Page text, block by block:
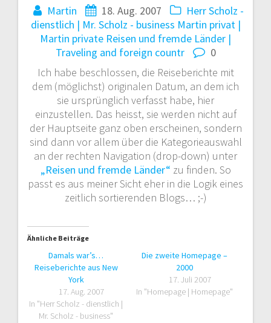
Martin 18. Aug. 2007
Herr Scholz -
dienstlich | Mr. Scholz - business Martin privat |
Martin private Reisen und fremde Länder |
Traveling and foreign countr
0
Ich habe beschlossen, die Reiseberichte mit
dem (möglichst) originalen Datum, an dem ich
sie ursprünglich verfasst habe, hier
einzustellen. Das heisst, sie werden nicht auf
der Hauptseite ganz oben erscheinen, sondern
sind dann vor allem über die Kategorieauswahl
an der rechten Navigation (drop-down) unter
„Reisen und fremde Länder“ zu finden. So
passt es aus meiner Sicht eher in die Logik eines
zeitlich sortierenden Blogs… ;-)
Ähnliche Beiträge
Damals war’s…
Reiseberichte aus New
York
17. Aug. 2007
In "Herr Scholz - dienstlich |
Mr. Scholz - business"
Die zweite Homepage –
2000
17. Juli 2007
In "Homepage | Homepage"